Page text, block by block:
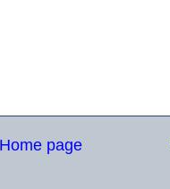
Home page